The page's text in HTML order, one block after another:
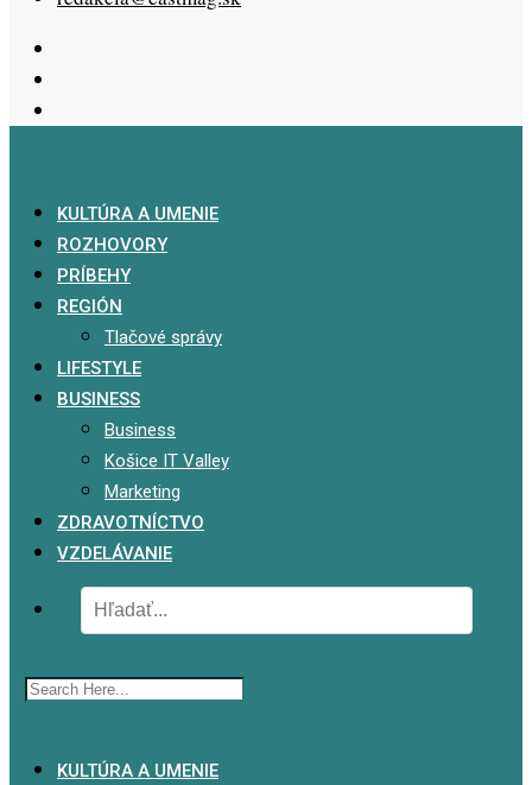
KULTÚRA A UMENIE
ROZHOVORY
PRÍBEHY
REGIÓN
Tlačové správy
LIFESTYLE
BUSINESS
Business
Košice IT Valley
Marketing
ZDRAVOTNÍCTVO
VZDELÁVANIE
KULTÚRA A UMENIE